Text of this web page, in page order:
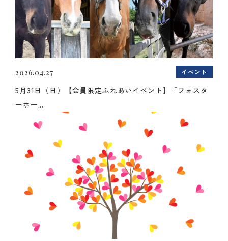
2026.04.27 イベント
5月31日（日）【会員限定ふれあいイベント】「フォスタ
ーホー...